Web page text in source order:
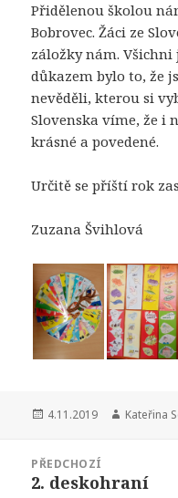
Přidělenou školou
Bobrovec. Žáci ze
záložky nám. Všichni
důkazem bylo to, že
nevěděli, kterou si
Slovenska víme, že i
krásné a povedené.
Určitě se příští rok
Zuzana Švihlová
Publikováno:
4.11.2019 Autor:
Kateřina
příspěvek
PŘEDCHOZÍ
Předchozí
2. deskohraní